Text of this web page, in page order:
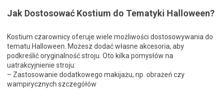
Jak Dostosować Kostium do Tematyki Halloween?
Kostium czarownicy oferuje wiele możliwości dostosowywania do
tematu Halloween. Możesz dodać własne akcesoria, aby
podkreślić oryginalność stroju. Oto kilka pomysłów na
uatrakcyjnienie stroju:
– Zastosowanie dodatkowego makijażu, np. obrażeń czy
wampirycznych szczegółów